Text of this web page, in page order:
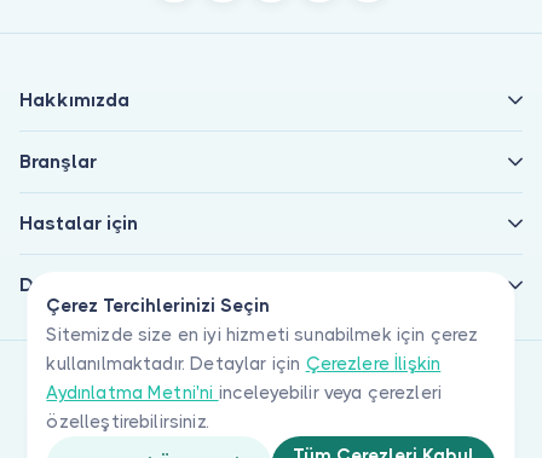
Çerez Tercihlerinizi Seçin
Sitemizde size en iyi hizmeti sunabilmek için çerez
kullanılmaktadır. Detaylar için Çerezlere İlişkin
Aydınlatma Metni'ni inceleyebilir veya çerezleri
özelleştirebilirsiniz.
Hakkımızda
Branşlar
Hastalar için
Doktorlar için